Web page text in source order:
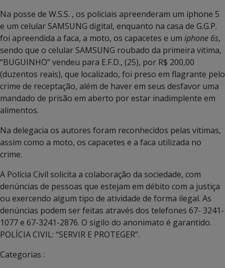
Na posse de W.S.S. , os policiais apreenderam um iphone 5
e um celular SAMSUNG digital, enquanto na casa de G.G.P.
foi apreendida a faca, a moto, os capacetes e um iphone 6s,
sendo que o celular SAMSUNG roubado da primeira vitima,
“BUGUINHO” vendeu para E.F.D., (25), por R$ 200,00
(duzentos reais), que localizado, foi preso em flagrante pelo
crime de receptação, além de haver em seus desfavor uma
mandado de prisão em aberto por estar inadimplente em
alimentos.
Na delegacia os autores foram reconhecidos pelas vitimas,
assim como a moto, os capacetes e a faca utilizada no
crime.
A Polícia Civil solicita a colaboração da sociedade, com
denúncias de pessoas que estejam em débito com a justiça
ou exercendo algum tipo de atividade de forma ilegal. As
denúncias podem ser feitas através dos telefones 67- 3241-
1077 e 67-3241-2876. O sigilo do anonimato é garantido.
POLÍCIA CIVIL: “SERVIR E PROTEGER”.
Categorias :